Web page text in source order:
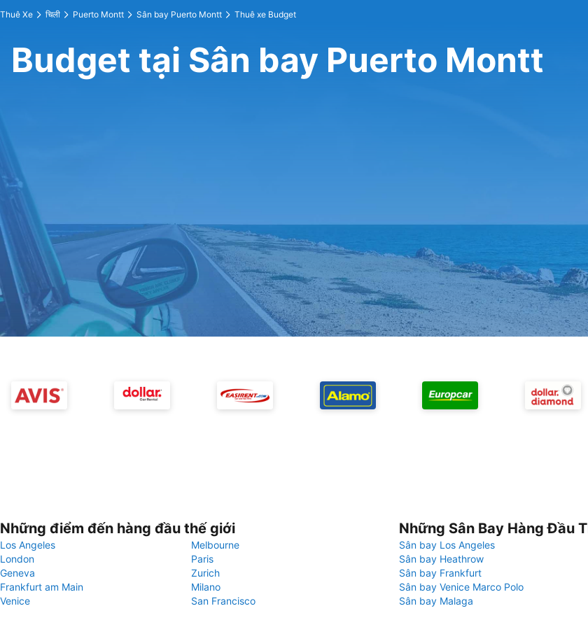
Thuê Xe चिली Puerto Montt Sân bay Puerto Montt Thuê xe Budget
Budget tại Sân bay Puerto Montt
Những điểm đến hàng đầu thế giới
Los Angeles
Melbourne
London
Paris
Geneva
Zurich
Frankfurt am Main
Milano
Venice
San Francisco
Những Sân Bay Hàng Đầu
Sân bay Los Angeles
Sân bay Heathrow
Sân bay Frankfurt
Sân bay Venice Marco Polo
Sân bay Malaga